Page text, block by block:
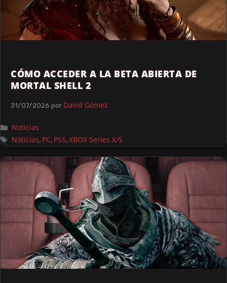
CÓMO ACCEDER A LA BETA ABIERTA DE
MORTAL SHELL 2
31/07/2026 por David Gómez
Noticias
Noticias, PC, PS5,XBOX Series X/S